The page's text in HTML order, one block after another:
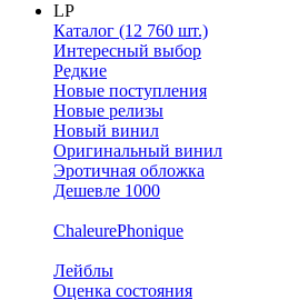
LP
Каталог (12 760 шт.)
Интересный выбор
Редкие
Новые поступления
Новые релизы
Новый винил
Оригинальный винил
Эротичная обложка
Дешевле 1000
ChaleurePhonique
Лейблы
Оценка состояния